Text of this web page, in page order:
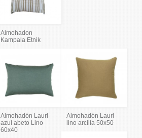
Almohadon
Kampala Etnik
Almohadón Lauri
azul abeto Lino
60x40
Almohadón Lauri
lino arcilla 50x50